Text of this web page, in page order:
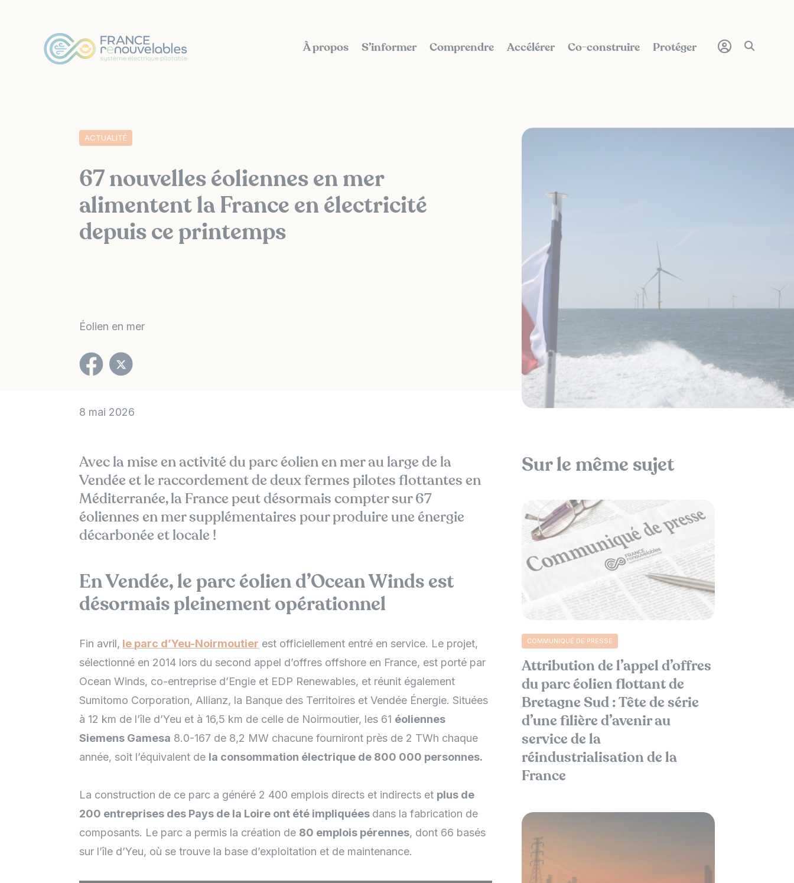
À propos S’informer Comprendre Accélérer Co-construire Protéger
ACTUALITÉ
67 nouvelles éoliennes en mer
alimentent la France en électricité
depuis ce printemps
Éolien en mer
8 mai 2026
Avec la mise en activité du parc éolien en mer au large de la
Vendée et le raccordement de deux fermes pilotes flottantes en
Méditerranée, la France peut désormais compter sur 67
éoliennes en mer supplémentaires pour produire une énergie
décarbonée et locale !
En Vendée, le parc éolien d’Ocean Winds est
désormais pleinement opérationnel
Fin avril, le parc d’Yeu-Noirmoutier est officiellement entré en service. Le projet,
sélectionné en 2014 lors du second appel d’offres offshore en France, est porté par
Ocean Winds, co-entreprise d’Engie et EDP Renewables, et réunit également
Sumitomo Corporation, Allianz, la Banque des Territoires et Vendée Énergie. Situées
à 12 km de l’île d’Yeu et à 16,5 km de celle de Noirmoutier, les 61 éoliennes
Siemens Gamesa 8.0-167 de 8,2 MW chacune fourniront près de 2 TWh chaque
année, soit l’équivalent de la consommation électrique de 800 000 personnes.
La construction de ce parc a généré 2 400 emplois directs et indirects et plus de
200 entreprises des Pays de la Loire ont été impliquées dans la fabrication de
composants. Le parc a permis la création de 80 emplois pérennes, dont 66 basés
sur l’île d’Yeu, où se trouve la base d’exploitation et de maintenance.
Sur le même sujet
COMMUNIQUÉ DE PRESSE
Attribution de l’appel d’offres
du parc éolien flottant de
Bretagne Sud : Tête de série
d’une filière d’avenir au
service de la
réindustrialisation de la
France